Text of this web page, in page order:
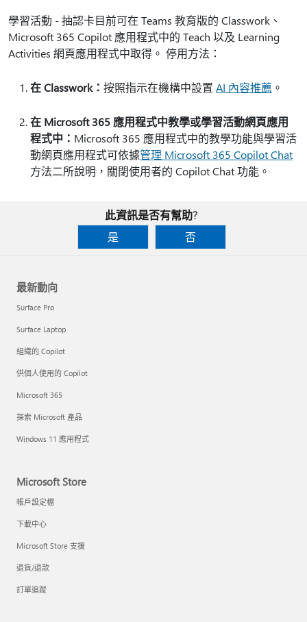
學習活動 - 抽認卡目前可在 Teams 教育版的 Classwork、
Microsoft 365 Copilot 應用程式中的 Teach 以及 Learning
Activities 網頁應用程式中取得。 停用方法：
在 Classwork： 按照指示在機構中設置 AI 內容推薦 。
在 Microsoft 365 應用程式中教學或學習活動網頁應用
程式中： Microsoft 365 應用程式中的教學功能與學習活
動網頁應用程式可依據管理 Microsoft 365 Copilot Chat
方法二所說明，關閉使用者的 Copilot Chat 功能。
此資訊是否有幫助?
是
否
最新動向
Surface Pro
Surface Laptop
組織的 Copilot
供個人使用的 Copilot
Microsoft 365
探索 Microsoft 產品
Windows 11 應用程式
Microsoft Store
帳戶設定檔
下載中心
Microsoft Store 支援
退貨/退款
訂單追蹤